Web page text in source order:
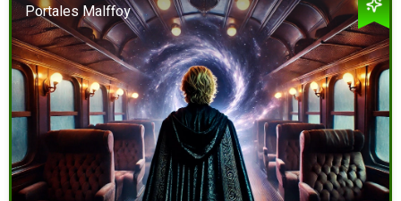
Portales Malffoy